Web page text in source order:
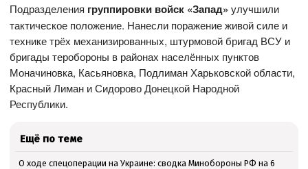
Подразделения группировки войск «Запад» улучшили
тактическое положение. Нанесли поражение живой силе и
технике трёх механизированных, штурмовой бригад ВСУ и
бригады теробороны в районах населённых пунктов
Моначиновка, Касьяновка, Подлиман Харьковской области,
Красный Лиман и Сидорово Донецкой Народной
Республики.
Ещё по теме
О ходе спецоперации на Украине: сводка Минобороны РФ на 6